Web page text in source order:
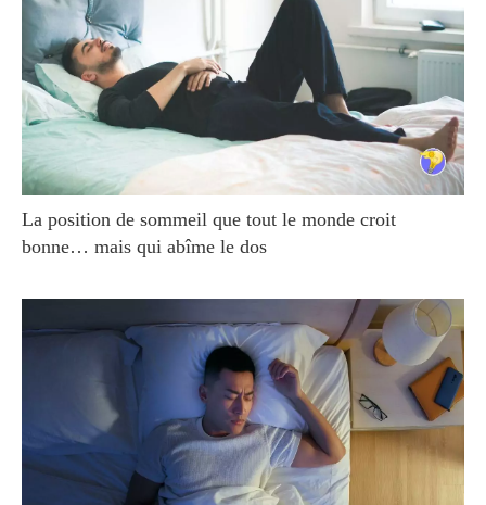
La position de sommeil que tout le monde croit
bonne… mais qui abîme le dos